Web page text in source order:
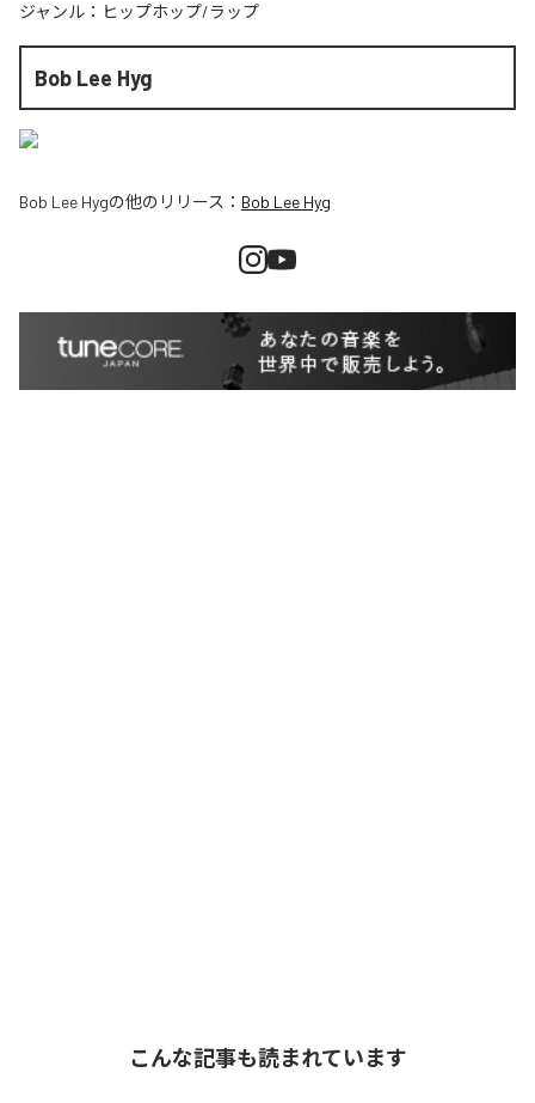
ジャンル： ヒップホップ/ラップ
Bob Lee Hyg
Bob Lee Hygの他のリリース： Bob Lee Hyg
こんな記事も読まれています